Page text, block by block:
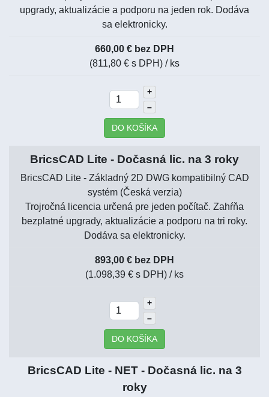
upgrady, aktualizácie a podporu na jeden rok. Dodáva
sa elektronicky.
660,00 € bez DPH
(811,80 € s DPH) / ks
+
–
DO KOŠÍKA
BricsCAD Lite - Dočasná lic. na 3 roky
BricsCAD Lite - Základný 2D DWG kompatibilný CAD
systém (Česká verzia)
Trojročná licencia určená pre jeden počítač. Zahŕňa
bezplatné upgrady, aktualizácie a podporu na tri roky.
Dodáva sa elektronicky.
893,00 € bez DPH
(1.098,39 € s DPH) / ks
+
–
DO KOŠÍKA
BricsCAD Lite - NET - Dočasná lic. na 3
roky